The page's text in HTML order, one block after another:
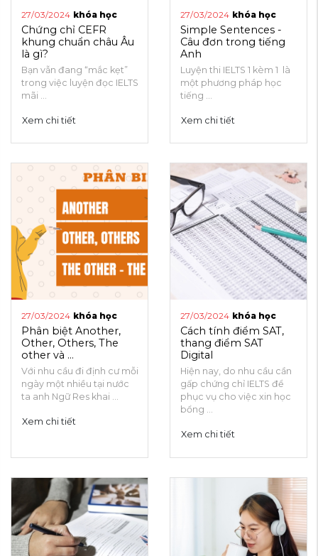
27/03/2024 khóa học
Chứng chỉ CEFR
khung chuẩn châu Âu
là gì?
Bạn vẫn đang “mắc kẹt”
trong việc luyện đọc IELTS
mãi ...
Xem chi tiết
27/03/2024 khóa học
Simple Sentences -
Câu đơn trong tiếng
Anh
Luyện thi IELTS 1 kèm 1 là
một phương pháp học
tiếng ...
Xem chi tiết
27/03/2024 khóa học
Phân biệt Another,
Other, Others, The
other và ...
Với nhu cầu đi định cư mỗi
ngày một nhiều tại nước
ta anh Ngữ Res khai ...
Xem chi tiết
27/03/2024 khóa học
Cách tính điểm SAT,
thang điểm SAT
Digital
Hiện nay, do nhu cầu cần
gấp chứng chỉ IELTS để
phục vụ cho việc xin học
bổng ...
Xem chi tiết